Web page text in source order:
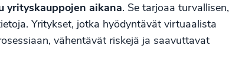
yrityskauppojen aikana. Se tarjoaa turvallisen,
Yritykset, jotka hyödyntävät virtuaalista
vähentävät riskejä ja saavuttavat